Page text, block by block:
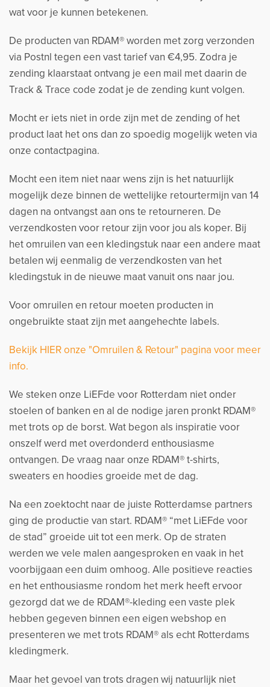
wat voor je kunnen betekenen.
De producten van RDAM® worden met zorg verzonden
via Postnl tegen een vast tarief van €4,95. Zodra je
zending klaarstaat ontvang je een mail met daarin de
Track & Trace code zodat je de zending kunt volgen.
Mocht er iets niet in orde zijn met de zending of het
product laat het ons dan zo spoedig mogelijk weten via
onze contactpagina.
Mocht een item niet naar wens zijn is het natuurlijk
mogelijk deze binnen de wettelijke retourtermijn van 14
dagen na ontvangst aan ons te retourneren. De
verzendkosten voor retour zijn voor jou als koper. Bij
het omruilen van een kledingstuk naar een andere maat
betalen wij eenmalig de verzendkosten van het
kledingstuk in de nieuwe maat vanuit ons naar jou.
Voor omruilen en retour moeten producten in
ongebruikte staat zijn met aangehechte labels.
Bekijk HIER onze "Omruilen & Retour" pagina voor meer
info.
We steken onze LiEFde voor Rotterdam niet onder
stoelen of banken en al de nodige jaren pronkt RDAM®
met trots op de borst. Wat begon als inspiratie voor
onszelf werd met overdonderd enthousiasme
ontvangen. De vraag naar onze RDAM® t-shirts,
sweaters en hoodies groeide met de dag.
Na een zoektocht naar de juiste Rotterdamse partners
ging de productie van start. RDAM® “met LiEFde voor
de stad” groeide uit tot een merk. Op de straten
werden we vele malen aangesproken en vaak in het
voorbijgaan een duim omhoog. Alle positieve reacties
en het enthousiasme rondom het merk heeft ervoor
gezorgd dat we de RDAM®-kleding een vaste plek
hebben gegeven binnen een eigen webshop en
presenteren we met trots RDAM® als echt Rotterdams
kledingmerk.
Maar het gevoel van trots dragen wij natuurlijk niet